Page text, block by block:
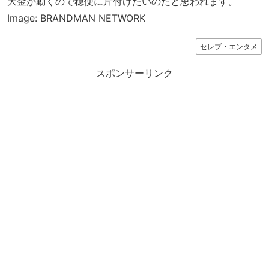
Image: BRANDMAN NETWORK
セレブ・エンタメ
スポンサーリンク